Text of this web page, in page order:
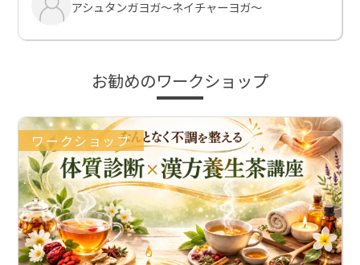
アシュタンガヨガ～ネイチャーヨガ～
お勧めのワークショップ
ワークショップ